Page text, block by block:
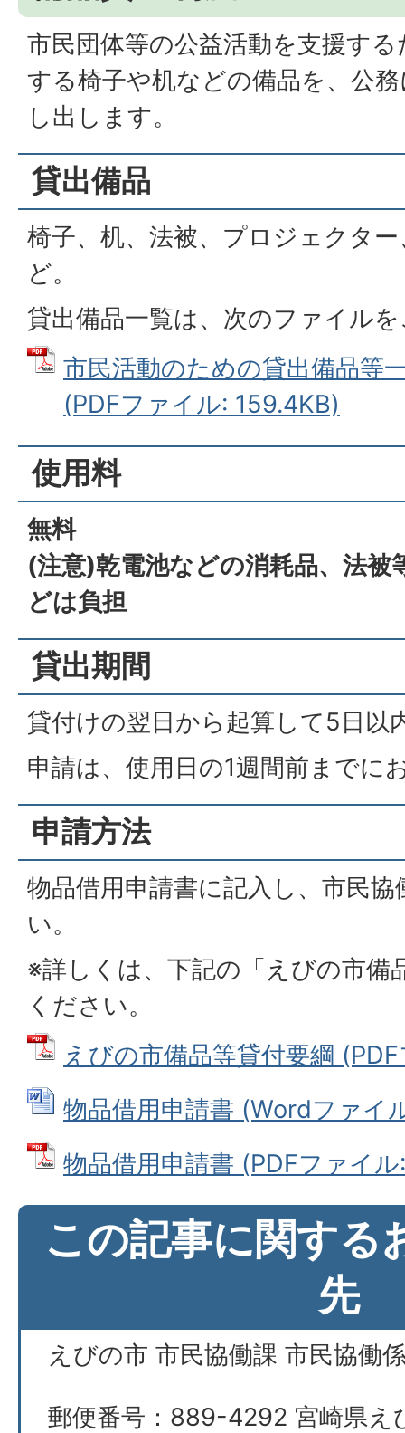
市民団体等の公益活動を支援す
する椅子や机などの備品を、公
し出します。
貸出備品
椅子、机、法被、プロジェクタ
ど。
貸出備品一覧は、次のファイル
市民活動のための貸出備品等
(PDFファイル: 159.4KB)
使用料
無料
(注意)乾電池などの消耗品、法被
どは負担
貸出期間
貸付けの翌日から起算して5日以
申請は、使用日の1週間前までに
申請方法
物品借用申請書に記入し、市民
い。
※詳しくは、下記の「えびの市備
ください。
えびの市備品等貸付要綱
物品借用申請書 (Wordファイ
物品借用申請書 (PDFファイ
この記事に関する
先
えびの市 市民協働課 市民協働
郵便番号：889-4292 宮崎県え